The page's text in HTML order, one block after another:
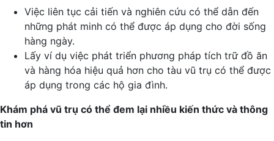
Việc liên tục cải tiến và nghiên cứu có thể dẫn đến
những phát minh có thể được áp dụng cho đời sống
hàng ngày.
Lấy ví dụ việc phát triển phương pháp tích trữ đồ ăn
và hàng hóa hiệu quả hơn cho tàu vũ trụ có thể được
áp dụng trong các hộ gia đình.
Khám phá vũ trụ có thể đem lại nhiều kiến thức và thông
tin hơn